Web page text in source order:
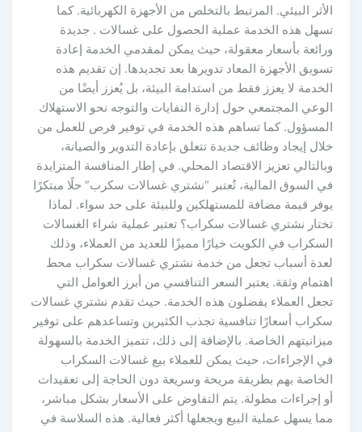
الأثر البيئي. المرتبط بالتخلص من الأجهزة الكهربائية. كما
تسهل هذه الخدمة عملية الحصول على غسالات . جديدة
ورائعة بأسعار معقولة، حيث يمكن لمقدمي الخدمة إعادة
تسويق الأجهزة المعاد تدويرها بعد تجديدها. إن تقديم هذه
الخدمة لا يعزز فقط من استدامة البيئة، بل يُعزز أيضًا من
الوعي المجتمعي حول إدارة النفايات والتوجه نحو الاستهلاك
المسؤول. كما تساهم هذه الخدمة في توفير فرص للعمل من
خلال إيجاد وظائف جديدة تتعلق بإعادة التدوير والصيانة،
وبالتالي تعزيز الاقتصاد المحلي. في إطار المنافسة المتزايدة
في السوق المالية، تُعتبر “نشتري غسالات سكرب” حلًا مبتكرًا
يوفر قيمة مضافة للمستهلكين وللبيئة على حد سواء. لماذا
تختار نشتري غسالات سكراب؟ تعتبر عملية شراء الغسالات
السكراب في الكويت خيارًا مميزًا للعديد من العملاء، وذلك
لعدة أسباب تجعل من خدمة نشتري غسالات سكراب محط
اهتمام وثقة. يعتبر السعر التنافسي من أبرز العوامل التي
تجعل العملاء يفضلون هذه الخدمة. حيث تقدم نشتري غسالات
سكراب أسعارًا تنافسية تجذب الكثيرين وتساعدهم على توفير
ميزانيتهم الخاصة. بالإضافة إلى ذلك، تتميز الخدمة بالسهولة
في الإجراءات، حيث يمكن للعملاء بيع غسالات السكراب
الخاصة بهم بطريقة مريحة وسريعة دون الحاجة إلى تعقيدات
أو إجراءات مطولة. يتم التفاوض على الأسعار بشكل مباشر،
مما يسهل عملية البيع ويجعلها أكثر فعالية. هذه السلاسة في